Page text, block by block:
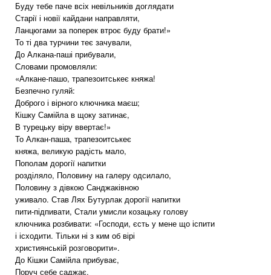
Буду тебе паче всіх невільників доглядати
Старії і новії кайдани направляти,
Ланцюгами за поперек втроє буду брати!»
То ті два турчини теє зачували,
До Алкана-паші прибували,
Словами промовляли:
«Алкане-пашо, трапезоитськеє княжа!
Безпечно гуляй:
Доброго і вірного ключника маєш;
Кішку Самійла в щоку затинає,
В турецьку віру ввертає!»
То Алкан-паша, трапезоитськеє
княжа, великую радість мало,
Пополам дорогії напитки
розділяло, Половину на галеру одсилало,
Половину з дівкою Санджаківною
уживало. Став Лях Бутурлак дорогії напитки
пити-підпивати, Стали умисли козацьку голову
ключника розбивати: «Господи, єсть у мене що іспити
і ісходити. Тільки ні з ким об вірі
християнській розговорити».
До Кішки Самійла прибуває,
Поруч себе саджає,